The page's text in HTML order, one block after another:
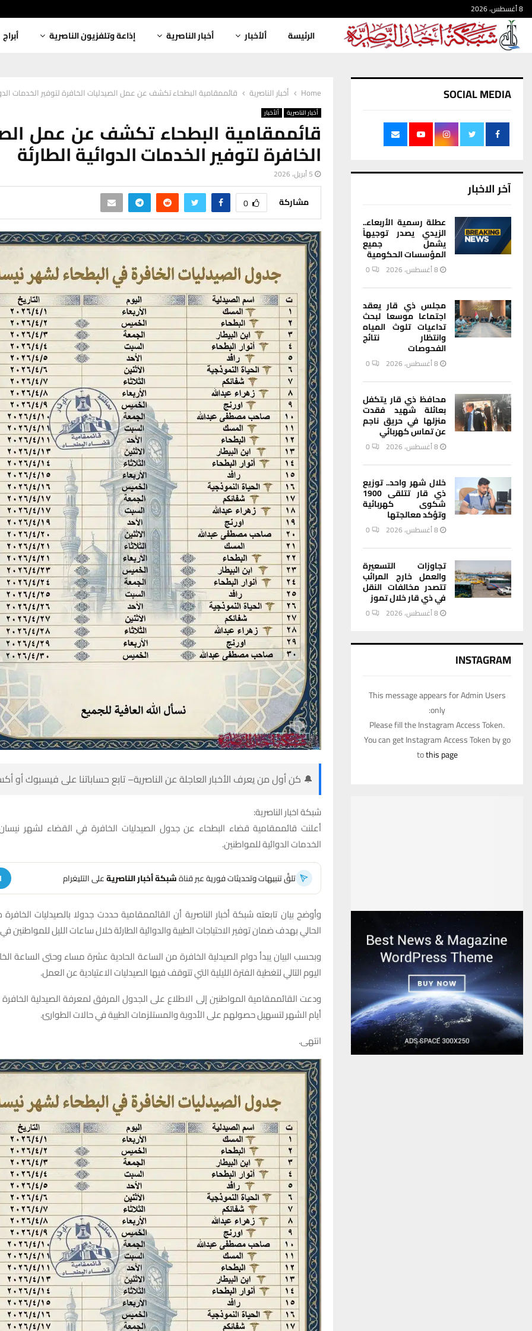
8 أغسطس، 2026
الرئيسة ألأخبار أخبار الناصرية إذاعة وتلفزيون الناصرية أبراج
Home أخبار الناصرية قائممقامية البطحاء تكشف عن عمل الصيدليات الخافرة لتوفير الخدمات
أخبار الناصرية ألأخبار
قائممقامية البطحاء تكشف عن عمل
الخافرة لتوفير الخدمات الدوائية الطارئة
5 أبريل، 2026
مشاركة 0
🔔 كن أول من يعرف الأخبار العاجلة عن الناصرية– تابع حساباتنا على فيسبوك أو
شبكة اخبار الناصرية:
أعلنت قائممقامية قضاء البطحاء عن جدول الصيدليات الخافرة في القضاء لشهر
الخدمات الدوائية للمواطنين.
تلقَّ تنبيهات وتحديثات فورية عبر قناةشبكة أخبار الناصريةعلى التليغرام
وأوضح بيان تابعته شبكة أخبار الناصرية أن القائممقامية حددت جدولا بالصيدليات
الحالي بهدف ضمان توفير الاحتياجات الطبية والدوائية الطارئة خلال ساعات الليل
وبحسب البيان يبدأ دوام الصيدلية الخافرة من الساعة الحادية عشرة مساء وحتى الساعة
اليوم التالي لتغطية الفترة الليلية التي تتوقف فيها الصيدليات الاعتيادية عن العمل.
ودعت القائممقامية المواطنين إلى الاطلاع على الجدول المرفق لمعرفة الصيدلية
أيام الشهر لتسهيل حصولهم على الأدوية والمستلزمات الطبية في حالات الطوارئ.
انتهى.
SOCIAL MEDIA
آخر الاخبار
عطلة رسمية الأربعاء..
الزيدي يصدر توجيهاً
يشمل جميع
المؤسسات الحكومية
8 أغسطس، 2026 0
مجلس ذي قار يعقد
اجتماعا موسعا لبحث
تداعيات تلوث المياه
وانتظار نتائج
الفحوصات
8 أغسطس، 2026 0
محافظ ذي قار يتكفل
بعائلة شهيد فقدت
منزلها في حريق ناجم
عن تماس كهربائي
8 أغسطس، 2026 0
خلال شهر واحد.. توزيع
ذي قار تتلقى 1900
شكوى كهربائية
وتؤكد معالجتها
8 أغسطس، 2026 0
تجاوزات التسعيرة
والعمل خارج المرائب
تتصدر مخالفات النقل
في ذي قار خلال تموز
8 أغسطس، 2026 0
INSTAGRAM
This message appears for Admin Users
only:
Please fill the Instagram Access Token.
You can get Instagram Access Token by go
tothis page